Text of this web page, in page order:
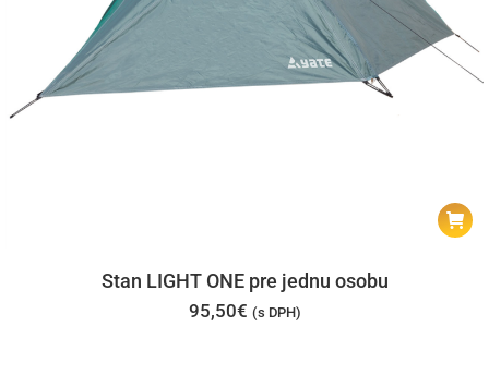
Stan LIGHT ONE pre jednu osobu
95,50€ (s DPH)